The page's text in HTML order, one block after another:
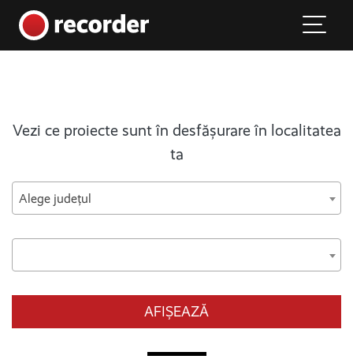
Main Navigation
Vezi ce proiecte sunt în desfășurare în localitatea
ta
Alege județul
AFIȘEAZĂ